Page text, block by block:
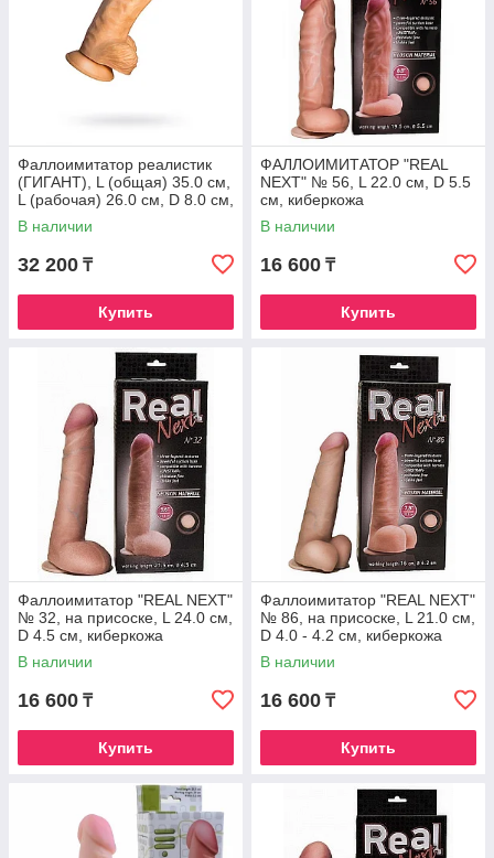
Фаллоимитатор реалистик
(ГИГАНТ), L (общая) 35.0 см,
L (рабочая) 26.0 см, D 8.0 см,
ПВХ
В наличии
32 200 ₸
Купить
ФАЛЛОИМИТАТОР "REAL
NEXT" № 56, L 22.0 см, D 5.5
см, киберкожа
В наличии
16 600 ₸
Купить
Фаллоимитатор "REAL NEXT"
№ 32, на присоске, L 24.0 см,
D 4.5 см, киберкожа
В наличии
16 600 ₸
Купить
Фаллоимитатор "REAL NEXT"
№ 86, на присоске, L 21.0 см,
D 4.0 - 4.2 см, киберкожа
В наличии
16 600 ₸
Купить